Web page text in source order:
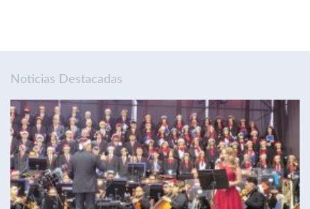
Noticias Destacadas